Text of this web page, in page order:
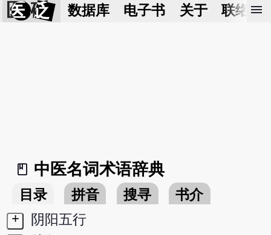
医 砭 数据库 电子书 关于 联络我
menu
book_2
中医名词术语辞典
目录 拼音 搜寻
书介
+
阴阳五行